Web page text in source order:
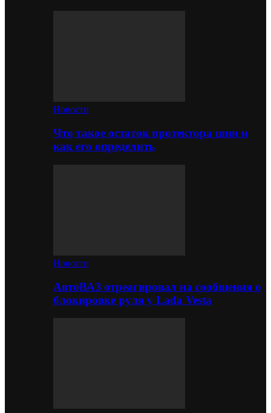
Новости
Что такое остаток протектора шин и
как его определить
Новости
АвтоВАЗ отреагировал на сообщения о
блокировке руля у Lada Vesta